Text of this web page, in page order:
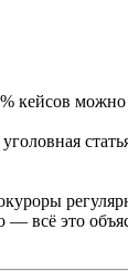
кейсов
всё это